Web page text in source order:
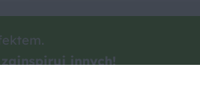
innych!